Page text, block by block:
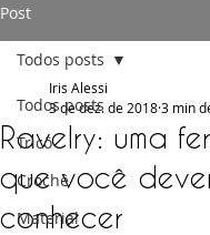
Post
Todos posts
Tricô
Crochê
Material
Todos posts
Ravelry: uma
que você
conhecer
Iris Alessi
3 de dez. de 20183 min